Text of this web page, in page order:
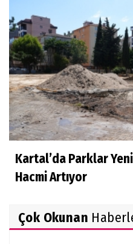
Kartal’da Parklar
Hacmi Artıyor
Çok Okunan